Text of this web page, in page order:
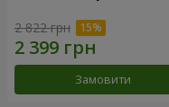
2 822 грн
Замовити